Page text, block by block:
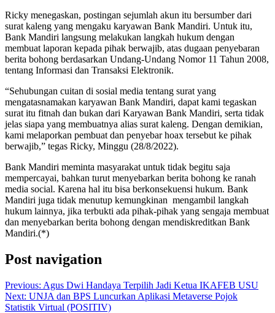
Ricky menegaskan, postingan sejumlah akun itu bersumber dari
surat kaleng yang mengaku karyawan Bank Mandiri. Untuk itu,
Bank Mandiri langsung melakukan langkah hukum dengan
membuat laporan kepada pihak berwajib, atas dugaan penyebaran
berita bohong berdasarkan Undang-Undang Nomor 11 Tahun 2008,
tentang Informasi dan Transaksi Elektronik.
“Sehubungan cuitan di sosial media tentang surat yang
mengatasnamakan karyawan Bank Mandiri, dapat kami tegaskan
surat itu fitnah dan bukan dari Karyawan Bank Mandiri, serta tidak
jelas siapa yang membuatnya alias surat kaleng. Dengan demikian,
kami melaporkan pembuat dan penyebar hoax tersebut ke pihak
berwajib,” tegas Ricky, Minggu (28/8/2022).
Bank Mandiri meminta masyarakat untuk tidak begitu saja
mempercayai, bahkan turut menyebarkan berita bohong ke ranah
media social. Karena hal itu bisa berkonsekuensi hukum. Bank
Mandiri juga tidak menutup kemungkinan mengambil langkah
hukum lainnya, jika terbukti ada pihak-pihak yang sengaja membuat
dan menyebarkan berita bohong dengan mendiskreditkan Bank
Mandiri.(*)
Post navigation
Previous: Agus Dwi Handaya Terpilih Jadi Ketua IKAFEB USU
Next: UNJA dan BPS Luncurkan Aplikasi Metaverse Pojok
Statistik Virtual (POSITIV)